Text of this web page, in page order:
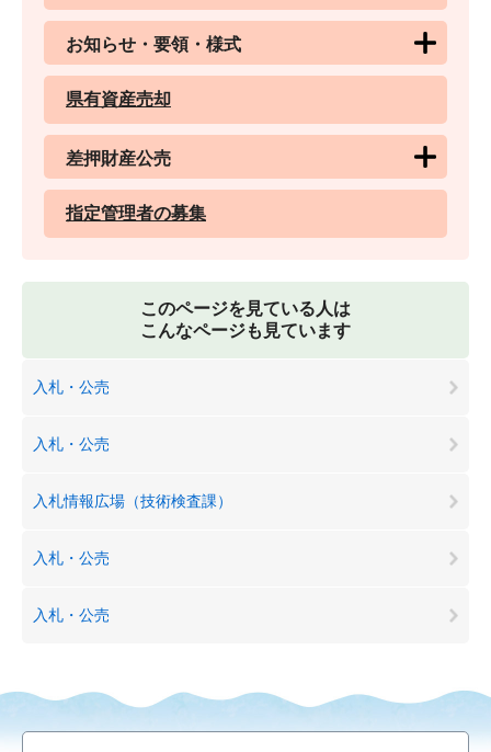
お知らせ・要領・様式
県有資産売却
差押財産公売
指定管理者の募集
このページを見ている人は
こんなページも見ています
入札・公売
入札・公売
入札情報広場（技術検査課）
入札・公売
入札・公売